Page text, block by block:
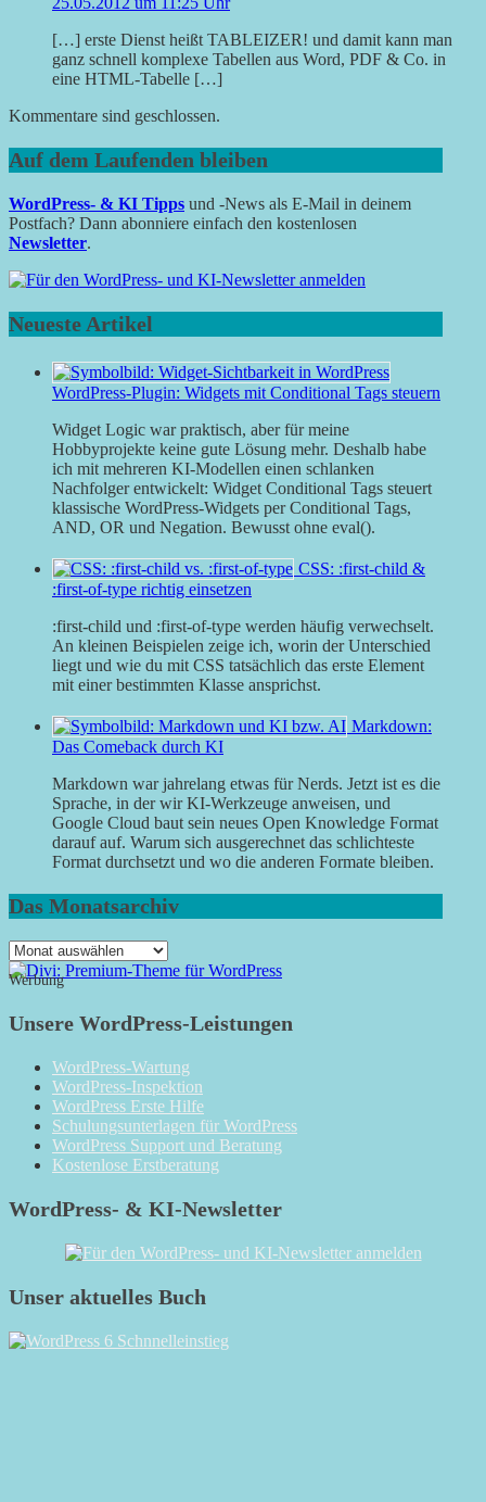
[…] erste Dienst heißt TABLEIZER! und damit kann man
ganz schnell komplexe Tabellen aus Word, PDF & Co. in
eine HTML-Tabelle […]
Kommentare sind geschlossen.
Auf dem Laufenden bleiben
WordPress- & KI Tipps und -News als E-Mail in deinem
Postfach? Dann abonniere einfach den kostenlosen
Newsletter.
Neueste Artikel
WordPress-Plugin: Widgets mit Conditional Tags steuern
Widget Logic war praktisch, aber für meine
Hobbyprojekte keine gute Lösung mehr. Deshalb habe
ich mit mehreren KI-Modellen einen schlanken
Nachfolger entwickelt: Widget Conditional Tags steuert
klassische WordPress-Widgets per Conditional Tags,
AND, OR und Negation. Bewusst ohne eval().
CSS: :first-child &
:first-of-type richtig einsetzen
:first-child und :first-of-type werden häufig verwechselt.
An kleinen Beispielen zeige ich, worin der Unterschied
liegt und wie du mit CSS tatsächlich das erste Element
mit einer bestimmten Klasse ansprichst.
Markdown:
Das Comeback durch KI
Markdown war jahrelang etwas für Nerds. Jetzt ist es die
Sprache, in der wir KI-Werkzeuge anweisen, und
Google Cloud baut sein neues Open Knowledge Format
darauf auf. Warum sich ausgerechnet das schlichteste
Format durchsetzt und wo die anderen Formate bleiben.
Das Monatsarchiv
Das
Monatsarchiv
Werbung
Unsere WordPress-Leistungen
WordPress-Wartung
WordPress-Inspektion
WordPress Erste Hilfe
Schulungsunterlagen für WordPress
WordPress Support und Beratung
Kostenlose Erstberatung
WordPress- & KI-Newsletter
Unser aktuelles Buch